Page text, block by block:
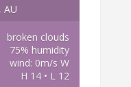
AU
broken clouds
75% humidity
wind: 0m/s W
H 14 • L 12